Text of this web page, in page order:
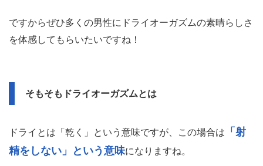
ですからぜひ多くの男性にドライオーガズムの素晴らしさ
を体感してもらいたいですね！
そもそもドライオーガズムとは
ドライとは「乾く」という意味ですが、この場合は
「射
精をしない」という意味になりますね。